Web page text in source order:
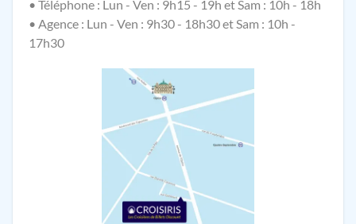
• Téléphone : Lun - Ven : 9h15 - 19h et Sam : 10h - 18h
• Agence : Lun - Ven : 9h30 - 18h30 et Sam : 10h -
17h30